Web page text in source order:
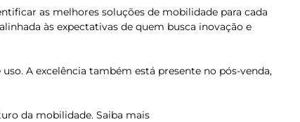
as melhores soluções de mobilidade para cada
às expectativas de quem busca inovação e
A excelência também está presente no pós-venda,
da mobilidade. Saiba mais